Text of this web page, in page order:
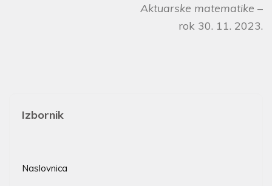
Aktuarske matematike –
rok 30. 11. 2023.
Izbornik
Naslovnica